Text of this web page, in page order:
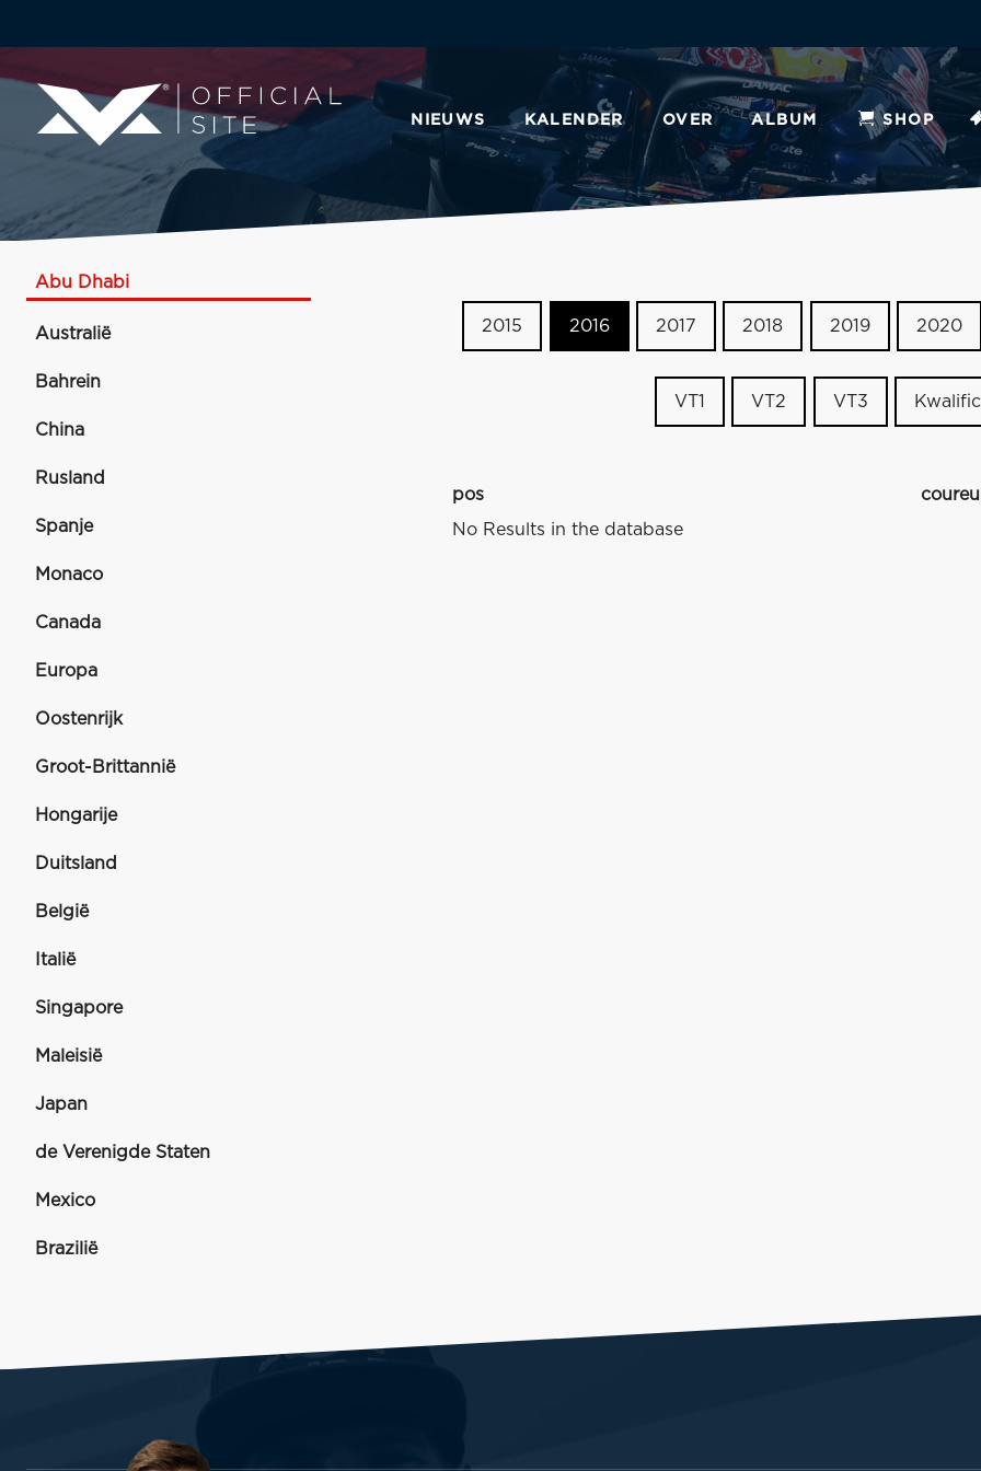
NIEUWS KALENDER OVER ALBUM SHOP
Abu Dhabi
Australië
Bahrein
China
Rusland
Spanje
Monaco
Canada
Europa
Oostenrijk
Groot-Brittannië
Hongarije
Duitsland
België
Italië
Singapore
Maleisië
Japan
de Verenigde Staten
Mexico
Brazilië
2015 2016 2017 2018 2019 2020
VT1 VT2 VT3
pos
No Results in the database